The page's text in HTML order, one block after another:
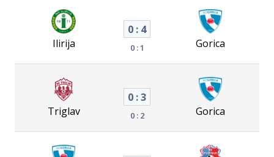
Ilirija
0 : 4
0 : 1 Gorica
Triglav
0 : 3
0 : 2 Gorica